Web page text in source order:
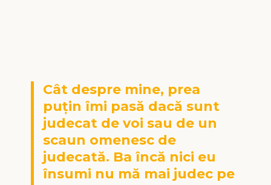
Cât despre mine, prea
puţin îmi pasă dacă sunt
judecat de voi sau de un
scaun omenesc de
judecată. Ba încă nici eu
însumi nu mă mai judec pe